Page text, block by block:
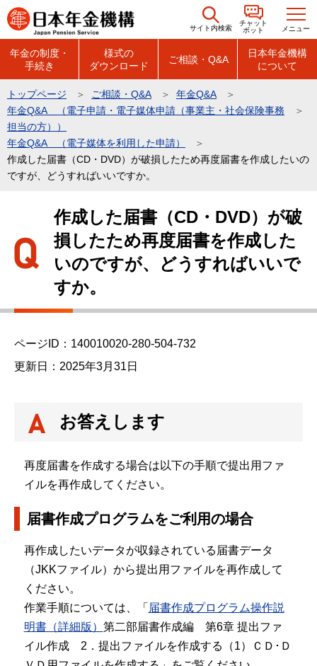
こ
の
の
先
頭
で
す
サイト内検索
チャット
ボット
メニュー
年金の制度・
手続き
様式の
ダウンロード
ご相談・Q&A
日本年金機構
について
トップページ ご相談・Q&A
年金Q&A
年金Q&A （電子申請・電子媒体申請（事業主・社会保険事務
担当の方））
年金Q&A （電子媒体を利用した申請）
作成した届書（CD・DVD）が破損したため再度届書を作成したいの
ですが、どうすればいいですか。
作成した届書（CD・DVD）が破
損したため再度届書を作成した
いのですが、どうすればいいで
すか。
ページID：140010020-280-504-732
更新日：2025年3月31日
お答えします
再度届書を作成する場合は以下の手順で提出用ファ
イルを再作成してください。
届書作成プログラムをご利用の場合
再作成したいデータが収録されている届書データ
（JKKファイル）から提出用ファイルを再作成して
ください。
作業手順については、「 届書作成プログラム操作説
明書（詳細版） 第二部届書作成編 第6章 提出ファ
イル作成 2．提出ファイルを作成する（1）ＣＤ･Ｄ